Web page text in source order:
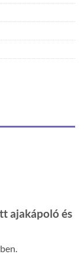
ajakápoló és